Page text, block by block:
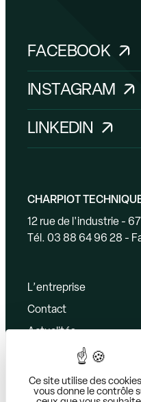
FACEBOOK
INSTAGRAM
LINKEDIN
CHARPIOT
12 rue de l'industrie -
Tél. 03 88 64 96 28 -
L’entreprise
Contact
Actualités
Bureau d’études
Découpe
Pliage – roulage
Ce site utilise des
vous donne le contrôle